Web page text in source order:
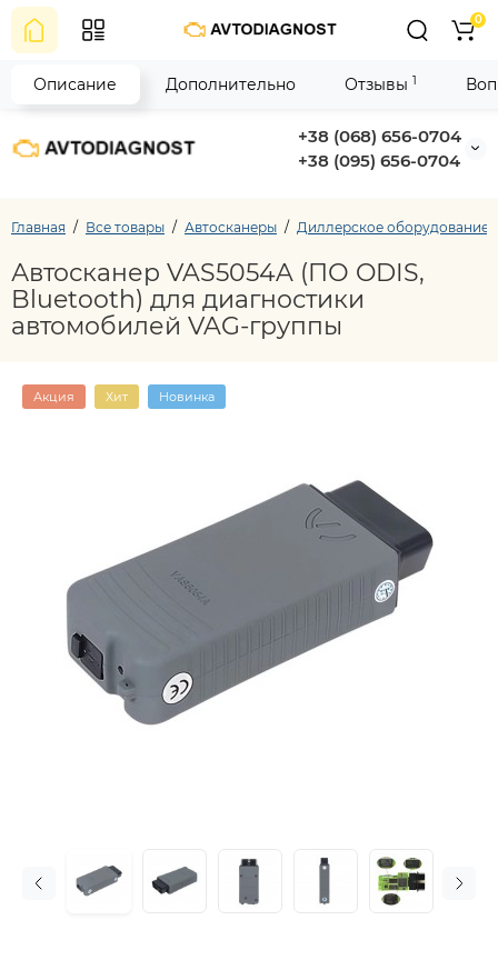
+38 (068) 656-0704
+38 (095) 656-0704
0
Главная Все товары Автосканеры Диллерское оборудование
Автосканер VAS5054A (ПО ODIS,
Bluetooth) для диагностики
автомобилей VAG-группы
Акция Хит Новинка
Описание Дополнительно Отзывы 1